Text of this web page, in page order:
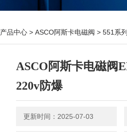
产品中心 > ASCO阿斯卡电磁阀 > 551系列
ASCO阿斯卡电磁阀
220v防爆
更新时间：2025-07-03